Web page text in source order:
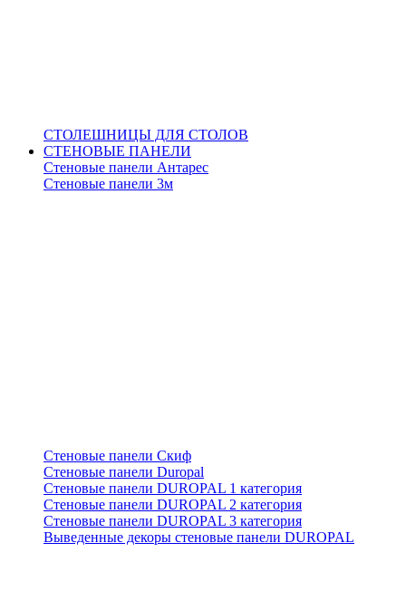
СТОЛЕШНИЦЫ ДЛЯ СТОЛОВ
СТЕНОВЫЕ ПАНЕЛИ
Стеновые панели Антарес
Стеновые панели 3м
Стеновые панели Скиф
Стеновые панели Duropal
Стеновые панели DUROPAL 1 категория
Стеновые панели DUROPAL 2 категория
Стеновые панели DUROPAL 3 категория
Выведенные декоры стеновые панели DUROPAL